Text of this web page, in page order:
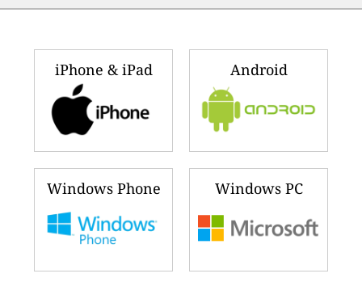
iPhone & iPad Android
Windows Phone Windows PC